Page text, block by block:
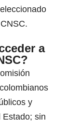
a
y
Estado; sin